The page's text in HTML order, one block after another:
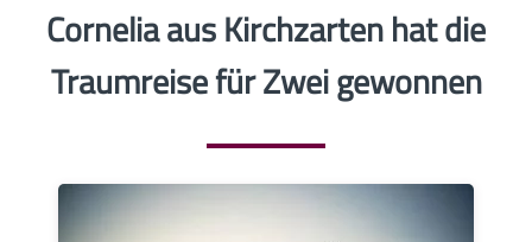
Cornelia aus Kirchzarten hat die
Traumreise für Zwei gewonnen